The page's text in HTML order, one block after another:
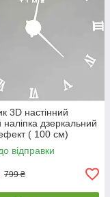
3D настінний
наліпка дзеркальний
( 100 см)
100 білий
відправки
799 ₴